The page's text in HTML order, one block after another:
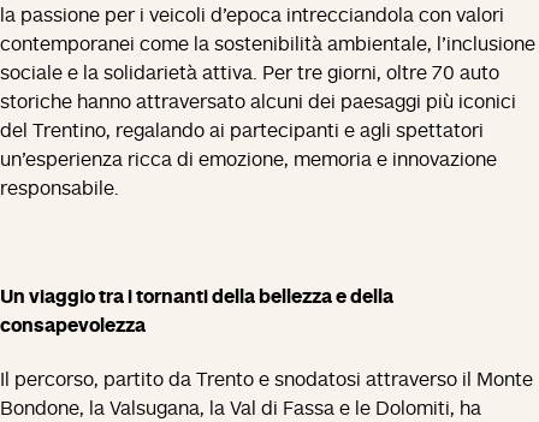
la passione per i veicoli d’epoca intrecciandola con valori
contemporanei come la sostenibilità ambientale, l’inclusione
sociale e la solidarietà attiva. Per tre giorni, oltre 70 auto
storiche hanno attraversato alcuni dei paesaggi più iconici
del Trentino, regalando ai partecipanti e agli spettatori
un’esperienza ricca di emozione, memoria e innovazione
responsabile.
Un viaggio tra i tornanti della bellezza e della
consapevolezza
Il percorso, partito da Trento e snodatosi attraverso il Monte
Bondone, la Valsugana, la Val di Fassa e le Dolomiti, ha